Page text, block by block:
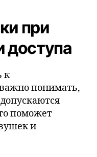
при
доступа
к
понимать,
поможет
и